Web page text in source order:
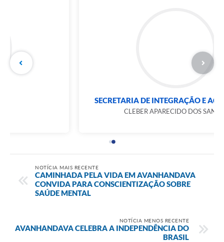
SECRETARIA DE INTEGRAÇÃO E AÇÃO SOCIAL
CLEBER APARECIDO DOS SANTOS
NOTÍCIA MAIS RECENTE
CAMINHADA PELA VIDA EM AVANHANDAVA
CONVIDA PARA CONSCIENTIZAÇÃO SOBRE
SAÚDE MENTAL
NOTÍCIA MENOS RECENTE
AVANHANDAVA CELEBRA A INDEPENDÊNCIA DO
BRASIL